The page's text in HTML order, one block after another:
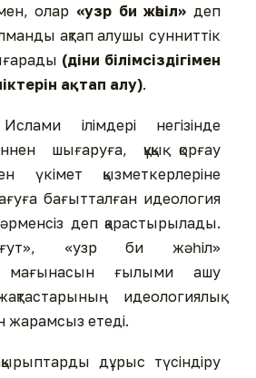
олар «узр би жәһіл» деп
ақтап алушы сунниттік
(діни білімсіздігімен
ақтап алу).
ілімдері негізінде
шығаруға, құқық қорғау
үкімет қызметкерлеріне
бағытталған идеология
деп қарастырылады.
«узр би жәһіл»
мағынасын ғылыми ашу
идеологиялық
жарамсыз етеді.
дұрыс түсіндіру